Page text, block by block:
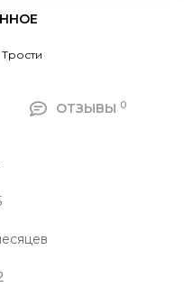
Трости
ОТЗЫВЫ 0